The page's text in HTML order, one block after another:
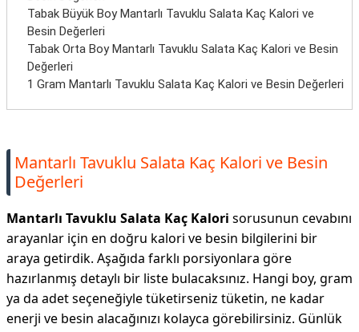
Tabak Büyük Boy Mantarlı Tavuklu Salata Kaç Kalori ve
Besin Değerleri
Tabak Orta Boy Mantarlı Tavuklu Salata Kaç Kalori ve Besin
Değerleri
1 Gram Mantarlı Tavuklu Salata Kaç Kalori ve Besin Değerleri
Mantarlı Tavuklu Salata Kaç Kalori ve Besin
Değerleri
Mantarlı Tavuklu Salata Kaç Kalori sorusunun cevabını
arayanlar için en doğru kalori ve besin bilgilerini bir
araya getirdik. Aşağıda farklı porsiyonlara göre
hazırlanmış detaylı bir liste bulacaksınız. Hangi boy, gram
ya da adet seçeneğiyle tüketirseniz tüketin, ne kadar
enerji ve besin alacağınızı kolayca görebilirsiniz. Günlük